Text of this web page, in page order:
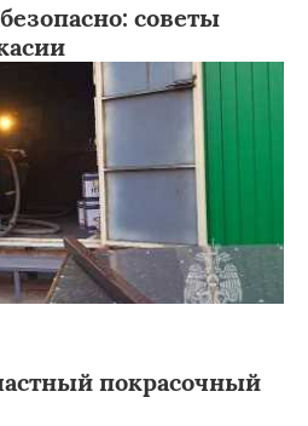
советы
покрасочный